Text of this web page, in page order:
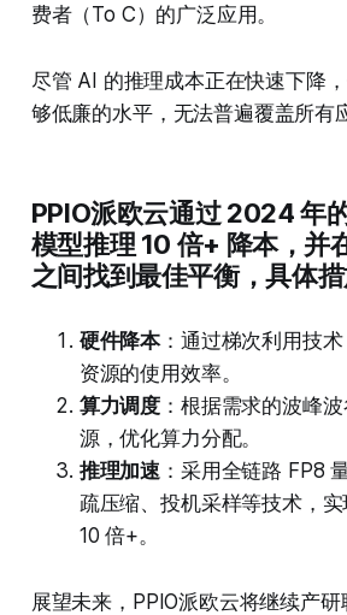
费者（To C）的广泛应用。
尽管 AI 的推理成本正在快速下
够低廉的水平，无法普遍覆盖所有
PPIO派欧云通过 2024 年
模型推理 10 倍+ 降本，并
之间找到最佳平衡，具体措
硬件降本：通过梯次利用技
资源的使用效率。
算力调度 ：根据需求的波峰
源，优化算力分配。
推理加速 ：采用全链路 FP8
疏压缩、投机采样等技术，
10 倍+。
展望未来，PPIO派欧云将继续产研